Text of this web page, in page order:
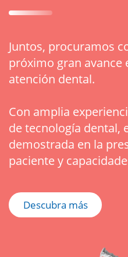
Juntos, procuramos
próximo gran avance
atención dental.
Con amplia
de tecnología dental,
demostrada en la
paciente y
Descubra más